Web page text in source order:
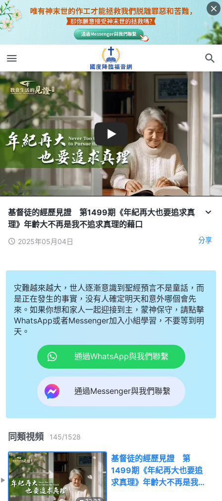
基督徒的經歷見證 第1499期《年紀再大也要追求真
理》年齡大不再是我不追求真理的藉口
2025年05月04日 分享
灾難越來越大，世人逐漸意識到聖經預言不是童話，而
是正在發生的事實，没有人確定明天和意外哪個會先
來。如果你想和家人一起迎接到主，蒙神保守，請點擊
WhatsApp或者Messenger加入小組學習，不要等到明
天。
通過WhatsApp與我們聯繫
通過Messenger與我們聯繫
同類視頻 145/1528
基督徒的經歷見證 第
1499期《年紀再大也要追
求真理》年齡大不再是我不